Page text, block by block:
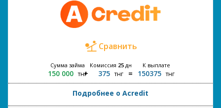
Сравнить
Сумма займа
150 000 тнг
Комиссия 25дн
375 тнг
К выплате
150375 тнг
Подробнее о Acredit